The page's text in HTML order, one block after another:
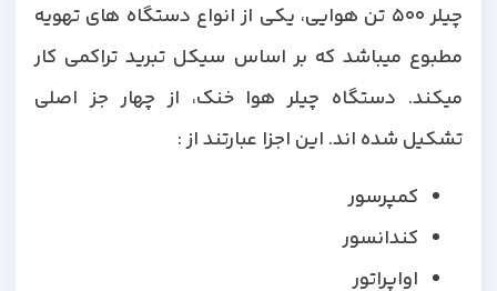
چیلر 500 تن هوایی، یکی از انواع دستگاه های تهویه
مطبوع میباشد که بر اساس سیکل تبرید تراکمی کار
میکند. دستگاه چیلر هوا خنک، از چهار جز اصلی
تشکیل شده اند. این اجزا عبارتند از :
کمپرسور
کندانسور
اواپراتور